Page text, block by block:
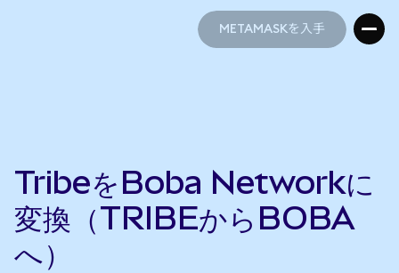
METAMASKを入手
TribeをBoba Networkに
変換（TRIBEからBOBA
へ）